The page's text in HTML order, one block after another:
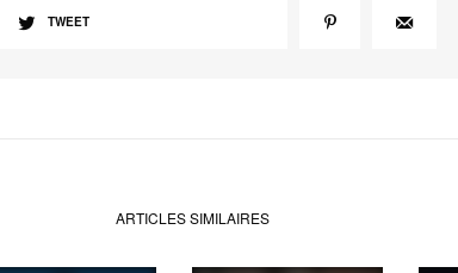
TWEET
ARTICLES SIMILAIRES